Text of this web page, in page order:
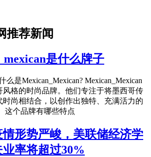
推荐新闻
是什么牌子
么是Mexican_Mexican? Mexican_Mexican
风格的时尚品牌。他们专注于将墨西哥传
时尚相结合，以创作出独特、充满活力的
这个品牌有哪些特点
情形势严峻，美联储经济学
率将超过30%